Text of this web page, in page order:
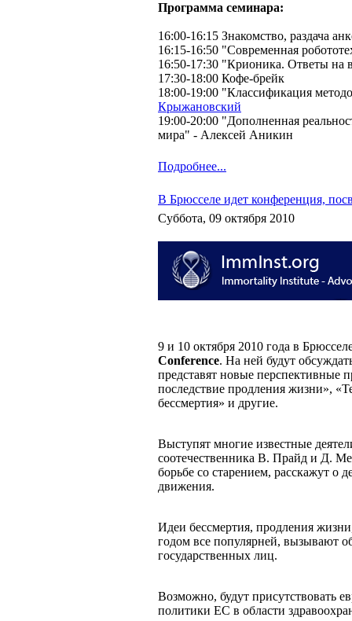
Программа семинара:
16:00-16:15 Знакомство, раздача
16:15-16:50 "Современная
16:50-17:30 "Крионика. Ответы
17:30-18:00 Кофе-брейк
18:00-19:00 "Классификация
Крыжановский
19:00-20:00 "Дополненная
мира" - Алексей Аникин
Подробнее...
В Брюсселе идет конференция,
Суббота, 09 октября 2010
9 и 10 октября 2010 года в
Conference. На ней будут
представят новые перспективные
последствие продления жизни»,
бессмертия» и другие.
Выступят многие известные
соотечественника В. Прайд и Д.
борьбе со старением, расскажут о
движения.
Идеи бессмертия, продления
годом все популярней, вызывают
государственных лиц.
Возможно, будут присутствовать
политики ЕС в области